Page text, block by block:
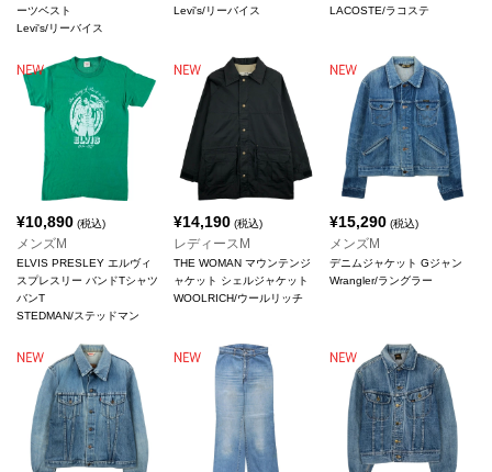
ーツベスト
Levi's/リーバイス
Levi's/リーバイス
LACOSTE/ラコステ
¥10,890 (税込)
メンズM
ELVIS PRESLEY エルヴィ
スプレスリー バンドTシャツ
バンT
STEDMAN/ステッドマン
¥14,190(税込)
レディースM
THE WOMAN マウンテンジ
ャケット シェルジャケット
WOOLRICH/ウールリッチ
¥15,290 (税込)
メンズM
デニムジャケット Gジャン
Wrangler/ラングラー